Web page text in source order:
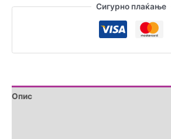
CAMO
Сигурно плаќање
Опис